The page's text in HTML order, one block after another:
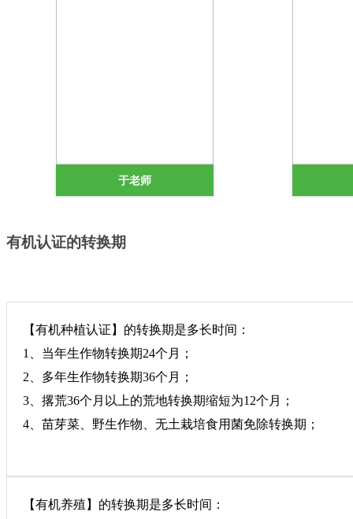
于老师
有机认证的转换期
【有机种植认证】的转换期是多长时间：
1、当年生作物转换期24个月；
2、多年生作物转换期36个月；
3、撂荒36个月以上的荒地转换期缩短为12个月；
4、苗芽菜、野生作物、无土栽培食用菌免除转换期；
【有机养殖】的转换期是多长时间：